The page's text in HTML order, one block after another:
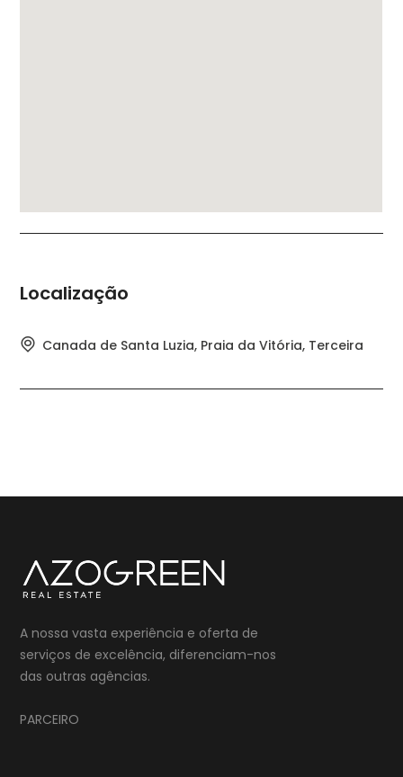
Localização
Canada de Santa Luzia, Praia da Vitória, Terceira
A nossa vasta experiência e oferta de
serviços de excelência, diferenciam-nos
das outras agências.
PARCEIRO